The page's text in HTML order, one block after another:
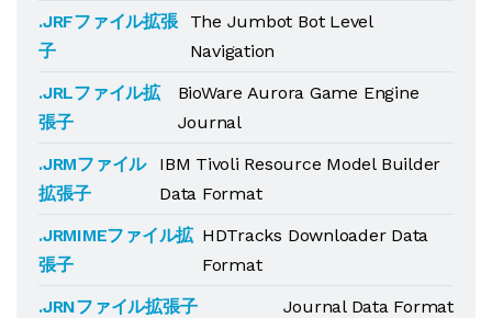
.JRFファイル拡張
子
The Jumbot Bot Level
Navigation
.JRLファイル拡
張子
BioWare Aurora Game Engine
Journal
.JRMファイル
拡張子
IBM Tivoli Resource Model Builder
Data Format
.JRMIMEファイル拡
張子
HDTracks Downloader Data
Format
.JRNファイル拡張子
Journal Data Format